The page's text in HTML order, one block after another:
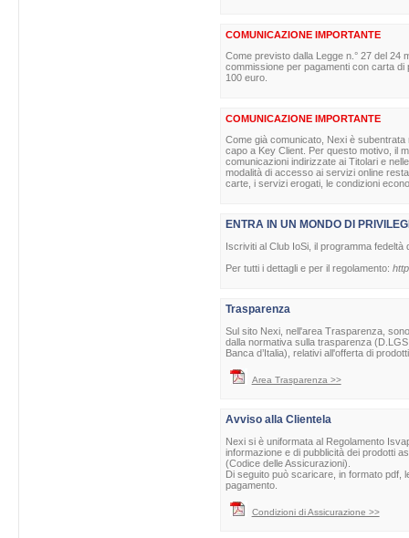
COMUNICAZIONE IMPORTANTE
Come previsto dalla Legge n.° 27 del 24
commissione per pagamenti con carta
100 euro.
COMUNICAZIONE IMPORTANTE
Come già comunicato, Nexi è
capo a Key Client. Per questo motivo, il
comunicazioni indirizzate ai Titolari e
modalità di accesso ai servizi online
carte, i servizi erogati, le condizioni
ENTRA IN UN MONDO DI
Iscriviti al Club IoSi, il programma
Per tutti i dettagli e per il regolamento:
Trasparenza
Sul sito Nexi, nell'area Trasparenza,
dalla normativa sulla trasparenza
Banca d’Italia), relativi all'offerta di
Area Trasparenza >>
Avviso alla Clientela
Nexi si è uniformata al Regolamento
informazione e di pubblicità dei prodotti
(Codice delle Assicurazioni).
Di seguito può scaricare, in formato pdf,
pagamento.
Condizioni di Assicurazione >>